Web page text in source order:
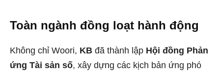
Toàn ngành đồng loạt hành động
Không chỉ Woori, KB đã thành lập Hội đồng Phản
ứng Tài sản số, xây dựng các kịch bản ứng phó